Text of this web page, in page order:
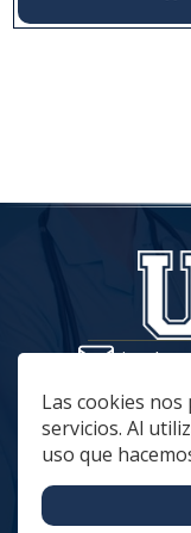
Las cookies
servicios. Al
uso que
lunes a
C. Betania,
C.